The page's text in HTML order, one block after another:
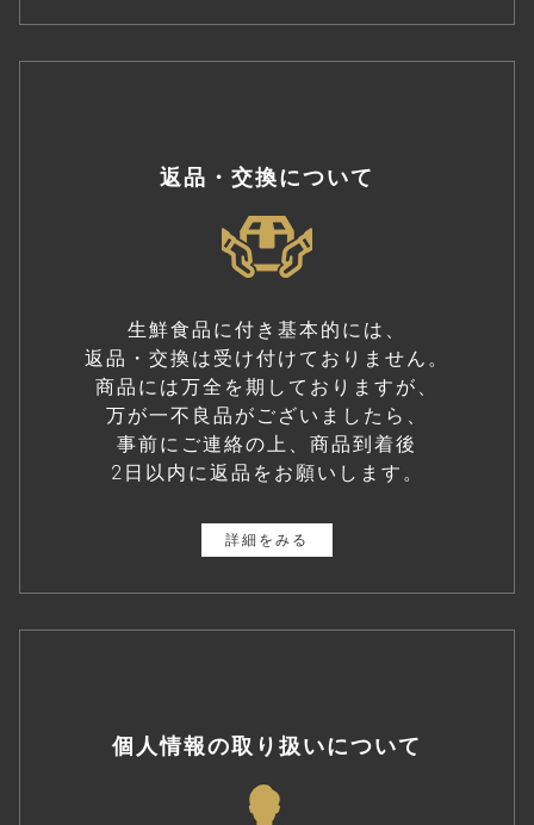
返品・交換について
生鮮食品に付き基本的には、
返品・交換は受け付けておりません。
商品には万全を期しておりますが、
万が一不良品がございましたら、
事前にご連絡の上、商品到着後
2日以内に返品をお願いします。
詳細をみる
個人情報の取り扱いについて